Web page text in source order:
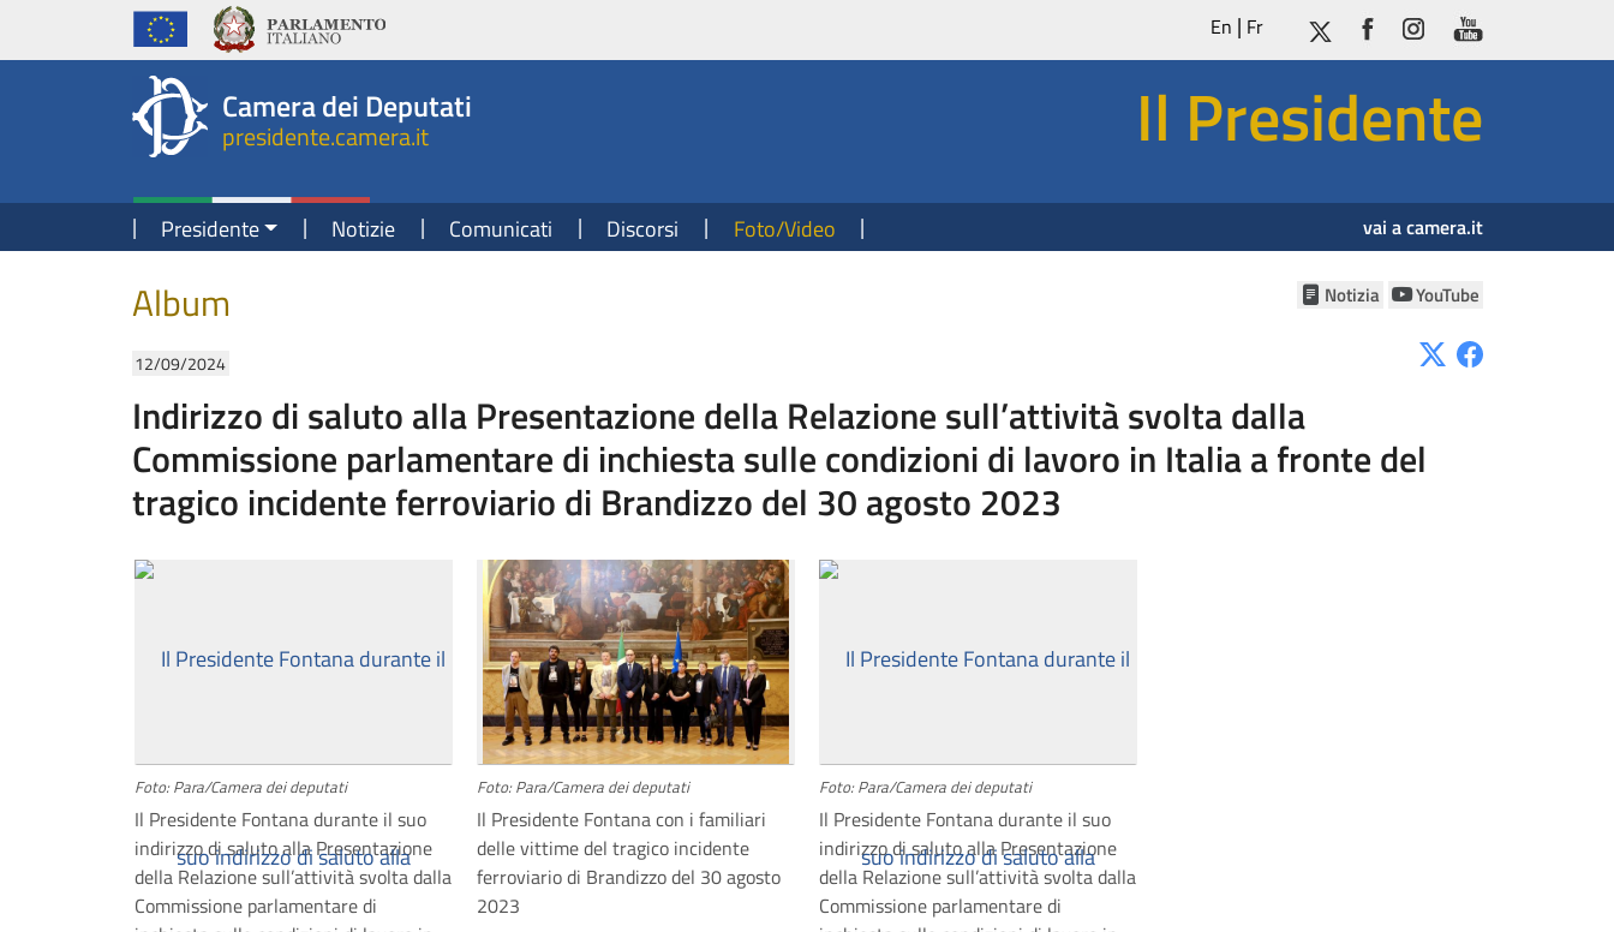
Presidente della Camera dei Deputati
Salta al contenuto principale
Salta al menu di navigazione En Fr
Camera dei Deputati
presidente.camera.it Il Presidente
Navigazione principale
Presidente Notizie Comunicati Discorsi Foto/Video vai a camera.it
Album
12/09/2024
Indirizzo di saluto alla Presentazione della Relazione sull’attività svolta dalla
Commissione parlamentare di inchiesta sulle condizioni di lavoro in Italia a fronte del
tragico incidente ferroviario di Brandizzo del 30 agosto 2023
Foto: Para/Camera dei deputati
Il Presidente Fontana durante il suo
indirizzo di saluto alla Presentazione
della Relazione sull’attività svolta dalla
Commissione parlamentare di
Foto: Para/Camera dei deputati
Il Presidente Fontana con i familiari
delle vittime del tragico incidente
ferroviario di Brandizzo del 30 agosto
2023
Foto: Para/Camera dei deputati
Il Presidente Fontana durante il suo
indirizzo di saluto alla Presentazione
della Relazione sull’attività svolta dalla
Commissione parlamentare di
Notizia YouTube
Fine contenuto
Navigazione pagine di servizio
Fine pagina
Salta al contenuto principale
Salta al menu di navigazione
Vai a inizio pagina